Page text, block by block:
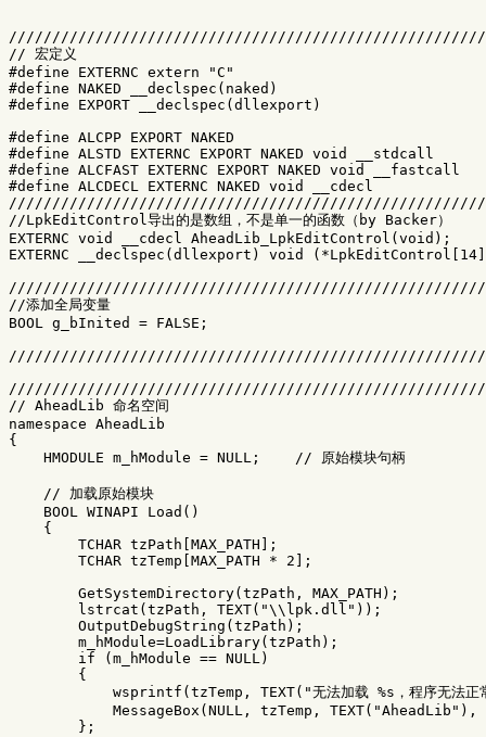
// 宏定义
#define EXTERNC extern "C"
#define NAKED __declspec(naked)
#define EXPORT __declspec(dllexport)
#define ALCPP EXPORT NAKED
#define ALSTD EXTERNC EXPORT NAKED void __stdcall
#define ALCFAST EXTERNC EXPORT NAKED void __fastcall
#define ALCDECL EXTERNC NAKED void __cdecl
//LpkEditControl导出的是数组，不是单一的函数（by Backer）
EXTERNC void __cdecl AheadLib_LpkEditControl(void);
EXTERNC __declspec(dllexport) void
//添加全局变量
BOOL g_bInited = FALSE;
// AheadLib 命名空间
namespace AheadLib
{
    HMODULE m_hModule = NULL;    // 原始模块句柄
    // 加载原始模块
    BOOL WINAPI Load()
    {
        TCHAR tzPath[MAX_PATH];
        TCHAR tzTemp[MAX_PATH * 2];
        GetSystemDirectory(tzPath, MAX_PATH);
        lstrcat(tzPath, TEXT("\\lpk.dll"));
        OutputDebugString(tzPath);
        m_hModule=LoadLibrary(tzPath);
        if (m_hModule == NULL)
        {
wsprintf(tzTemp, TEXT("无法加载 %s，程序无法正
MessageBox(NULL, tzTemp, TEXT("AheadLib"),
        };